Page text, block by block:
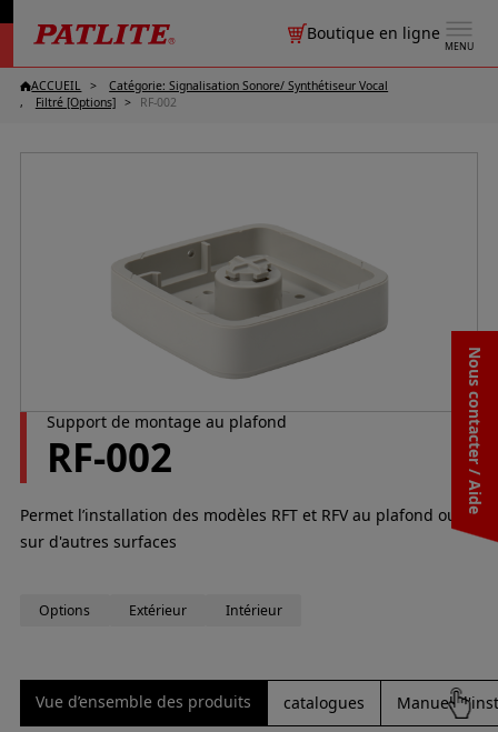
MENU
Boutique en ligne
Nous contacter / Aide
ACCUEIL
Catégorie: Signalisation Sonore/ Synthétiseur Vocal
Filtré [Options]
RF-002
Support de montage au plafond
RF-002
Permet l’installation des modèles RFT et RFV au plafond ou
sur d'autres surfaces
Options Extérieur Intérieur
Vue d’ensemble des produits catalogues Manuel